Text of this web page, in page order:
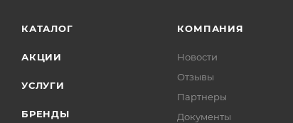
КАТАЛОГ
АКЦИИ
УСЛУГИ
БРЕНДЫ
КОМПАНИЯ
Новости
Отзывы
Партнеры
Документы